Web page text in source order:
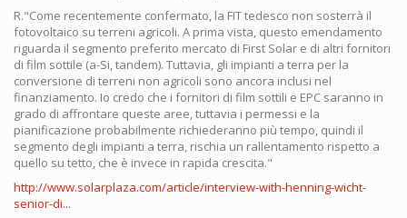
R."Come recentemente confermato, la FIT tedesco non sosterrà il
fotovoltaico su terreni agricoli. A prima vista, questo emendamento
riguarda il segmento preferito mercato di First Solar e di altri fornitori
di film sottile (a-Si, tandem). Tuttavia, gli impianti a terra per la
conversione di terreni non agricoli sono ancora inclusi nel
finanziamento. Io credo che i fornitori di film sottili e EPC saranno in
grado di affrontare queste aree, tuttavia i permessi e la
pianificazione probabilmente richiederanno più tempo, quindi il
segmento degli impianti a terra, rischia un rallentamento rispetto a
quello su tetto, che è invece in rapida crescita."
http://www.solarplaza.com/article/interview-with-henning-wicht-
senior-di...